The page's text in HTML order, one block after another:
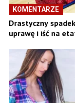
KOMENTARZE
Drastyczny
uprawę i iść na